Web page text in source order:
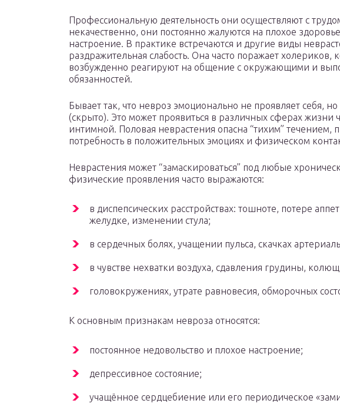
Профессиональную деятельность они осуществляют с
некачественно, они постоянно жалуются на плохое
настроение. В практике встречаются и другие виды
раздражительная слабость. Она часто поражает холериков,
возбужденно реагируют на общение с окружающими и
обязанностей.
Бывает так, что невроз эмоционально не проявляет себя, но
(скрыто). Это может проявиться в различных сферах жизни
интимной. Половая неврастения опасна “тихим” течением,
потребность в положительных эмоциях и физическом
Неврастения может “замаскироваться” под любые
физические проявления часто выражаются:
в диспепсических расстройствах: тошноте, потере
желудке, изменении стула;
в сердечных болях, учащении пульса, скачках
в чувстве нехватки воздуха, сдавления грудины,
головокружениях, утрате равновесия, обморочных
К основным признакам невроза относятся:
постоянное недовольство и плохое настроение;
депрессивное состояние;
учащённое сердцебиение или его периодическое